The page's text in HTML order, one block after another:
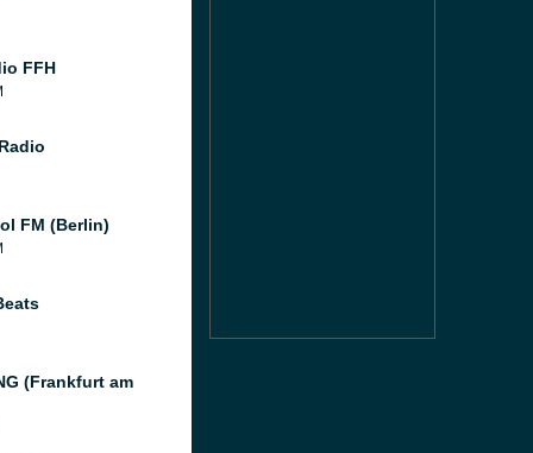
FFH
FM (Berlin)
(Frankfurt am